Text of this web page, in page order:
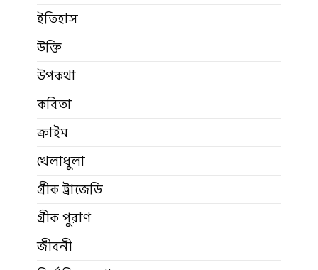
ইতিহাস
উক্তি
উপকথা
কবিতা
ক্রাইম
খেলাধুলা
গ্রীক ট্রাজেডি
গ্রীক পুরাণ
জীবনী